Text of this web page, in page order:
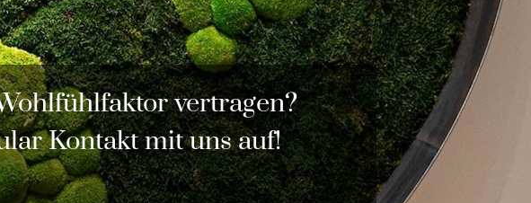
vertragen?
Kontakt mit uns auf!